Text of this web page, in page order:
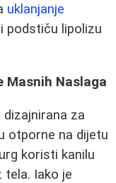
uklanjanje
podstiču lipolizu
Masnih Naslaga
za
otporne na dijetu
koristi kanilu
tela. Iako je